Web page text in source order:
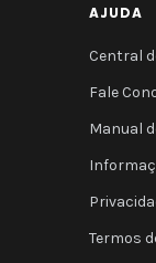
AJUDA
Central
Fale
Manual
Termos